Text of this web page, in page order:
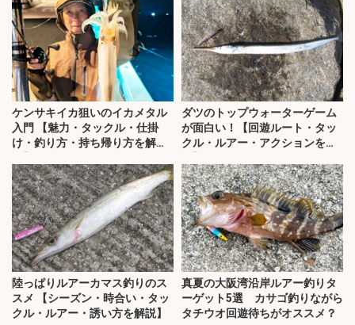
ケンサキイカ狙いのイカメタル
入門 【魅力・タックル・仕掛
け・釣り方・持ち帰り方を解
ダツのトップウォーターゲーム
が面白い！【回遊ルート・タッ
クル・ルアー・アクションを解
陸っぱりルアーカマス釣りのス
スメ 【シーズン・時合い・タッ
クル・ルアー・誘い方を解説】
真夏の大阪湾沿岸ルアー釣りタ
ーゲット5選 カサゴ釣りながら
タチウオ回遊待ちがオススメ？